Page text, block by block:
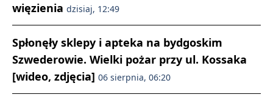
więzienia dzisiaj, 12:49
Spłonęły sklepy i apteka na bydgoskim
Szwederowie. Wielki pożar przy ul. Kossaka
[wideo, zdjęcia] 06 sierpnia, 06:20